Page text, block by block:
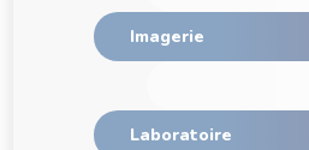
Imagerie
Laboratoire